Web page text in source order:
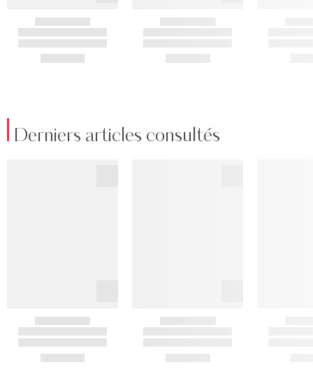
Derniers articles consultés